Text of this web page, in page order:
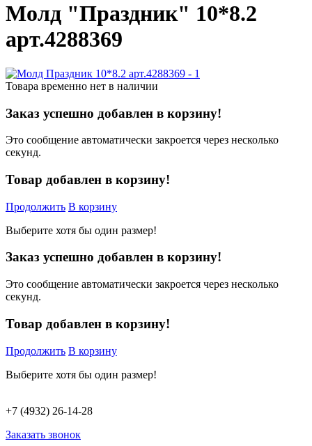
Молд "Праздник" 10*8.2
арт.4288369
Товара временно нет в наличии
Заказ успешно добавлен в корзину!
Это сообщение автоматически закроется через несколько
секунд.
Товар добавлен в корзину!
Продолжить В корзину
Выберите хотя бы один размер!
Заказ успешно добавлен в корзину!
Это сообщение автоматически закроется через несколько
секунд.
Товар добавлен в корзину!
Продолжить В корзину
Выберите хотя бы один размер!
+7 (4932) 26-14-28
Заказать звонок